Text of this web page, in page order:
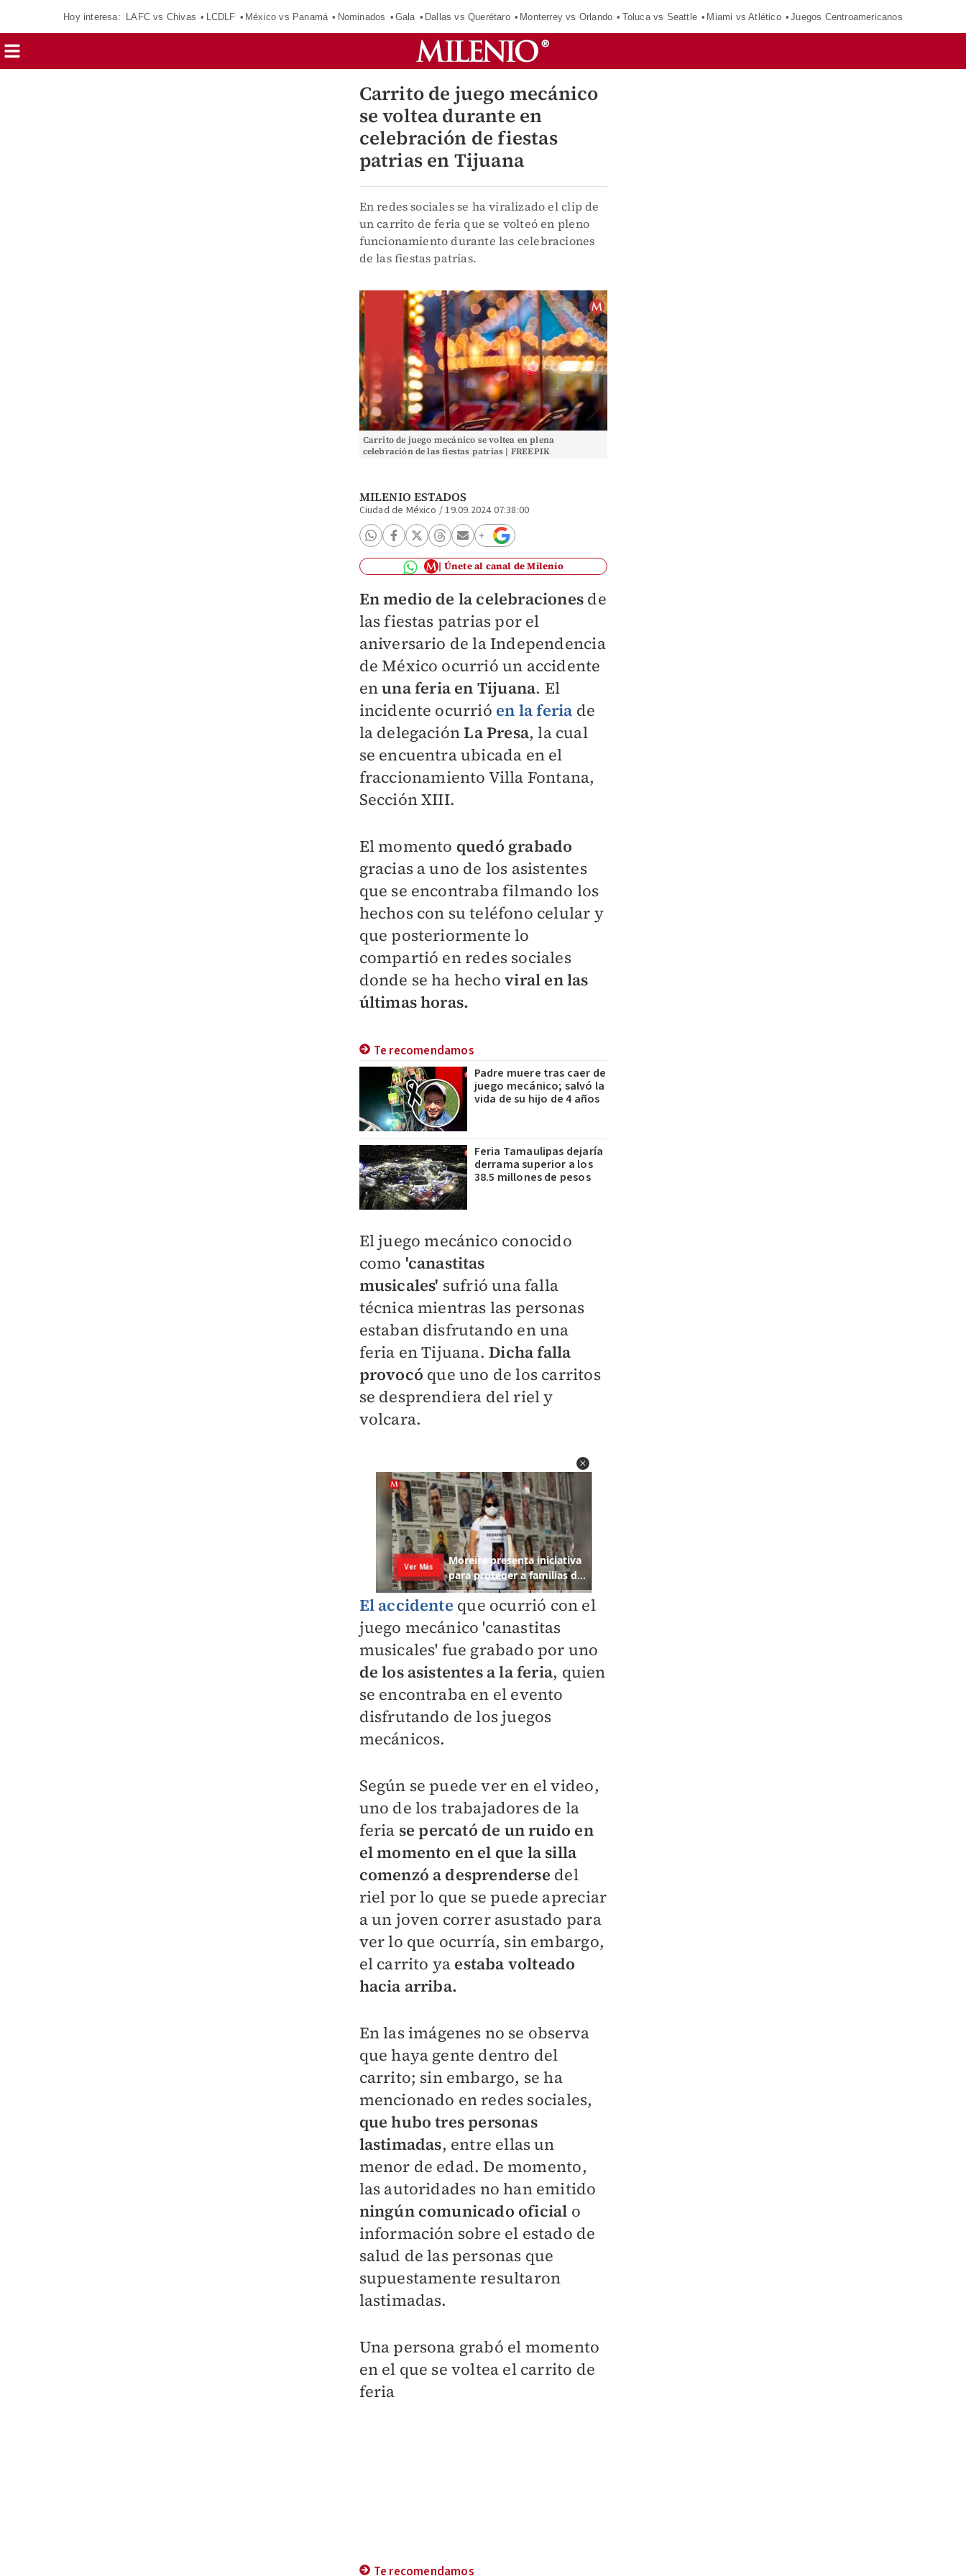
Hoy interesa: LAFC vs Chivas LCDLF México vs Panamá Nominados Gala Dallas vs Querétaro Monterrey vs Orlando Toluca vs Seattle Miami vs Atlético Juegos Centroamericanos
Carrito de juego mecánico
se voltea durante en
celebración de fiestas
patrias en Tijuana
En redes sociales se ha viralizado el clip de
un carrito de feria que se volteó en pleno
funcionamiento durante las celebraciones
de las fiestas patrias.
Carrito de juego mecánico se voltea en plena
celebración de las fiestas patrias | FREEPIK
MILENIO ESTADOS
Ciudad de México /19.09.2024 07:38:00
Únete al canal de Milenio
En medio de la celebraciones de
las fiestas patrias por el
aniversario de la Independencia
de México ocurrió un accidente
enuna feria en Tijuana. El
incidente ocurrió en la feria de
la delegaciónLa Presa, la cual
se encuentra ubicada en el
fraccionamiento Villa Fontana,
Sección XIII.
El momento quedó grabado
gracias a uno de los asistentes
que se encontraba filmando los
hechos con su teléfono celular y
que posteriormente lo
compartió en redes sociales
donde se ha hechoviral en las
últimas horas.
Te recomendamos
Padre muere tras caer de
juego mecánico; salvó la
vida de su hijo de 4 años
Feria Tamaulipas dejaría
derrama superior a los
38.5 millones de pesos
El juego mecánico conocido
como 'canastitas
musicales' sufrió una falla
técnica mientras las personas
estaban disfrutando en una
feria en Tijuana.Dicha falla
provocó que uno de los carritos
se desprendiera del riel y
volcara.
El accidente que ocurrió con el
juego mecánico 'canastitas
musicales' fue grabado por uno
de los asistentes a la feria, quien
se encontraba en el evento
disfrutando de los juegos
mecánicos.
Según se puede ver en el video,
uno de los trabajadores de la
feria se percató de un ruido en
el momento en el que la silla
comenzó a desprenderse del
riel por lo que se puede apreciar
a un joven correr asustado para
ver lo que ocurría, sin embargo,
el carrito ya estaba volteado
hacia arriba.
En las imágenes no se observa
que haya gente dentro del
carrito; sin embargo, se ha
mencionado en redes sociales,
que hubo tres personas
lastimadas, entre ellas un
menor de edad. De momento,
las autoridades no han emitido
ningún comunicado oficial o
información sobre el estado de
salud de las personas que
supuestamente resultaron
lastimadas.
Una persona grabó el momento
en el que se voltea el carrito de
feria
Te recomendamos